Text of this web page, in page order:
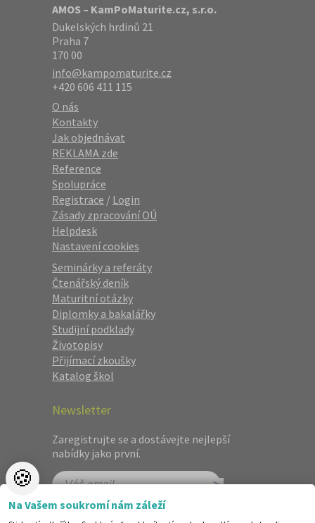
AMOS – KamPoMaturite.cz, s.r.o.
Dukelských hrdinů 21
Praha 7
170 00
info@kampomaturite.cz
+420 606 411 115
O nás
Kontakty
Jak objednávat
REKLAMA zde
Reference
Spolupráce
Registrace / Login
Zásady zpracování OÚ
Helpdesk
Nastavení cookies
Seminárky a referáty
Čtenářský deník
Maturitní otázky
Diplomky a bakalářky
Studijní podklady
Životopisy
Přijímací zkoušky
Katalog škol
Newsletter
Zaregistrujte se a dostávejte nejlepší
nabídky jako první.
🍪
Na Vašem soukromí nám záleží